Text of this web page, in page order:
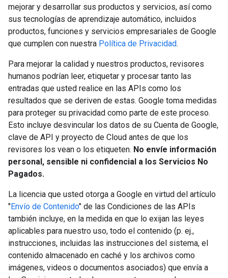
mejorar y desarrollar sus productos y servicios, así como
sus tecnologías de aprendizaje automático, incluidos
productos, funciones y servicios empresariales de Google
que cumplen con nuestra Política de Privacidad.
Para mejorar la calidad y nuestros productos, revisores
humanos podrían leer, etiquetar y procesar tanto las
entradas que usted realice en las APIs como los
resultados que se deriven de estas. Google toma medidas
para proteger su privacidad como parte de este proceso.
Esto incluye desvincular los datos de su Cuenta de Google,
clave de API y proyecto de Cloud antes de que los
revisores los vean o los etiqueten. No envíe información
personal, sensible ni confidencial a los Servicios No
Pagados.
La licencia que usted otorga a Google en virtud del artículo
"Envío de Contenido" de las Condiciones de las APIs
también incluye, en la medida en que lo exijan las leyes
aplicables para nuestro uso, todo el contenido (p. ej.,
instrucciones, incluidas las instrucciones del sistema, el
contenido almacenado en caché y los archivos como
imágenes, videos o documentos asociados) que envía a